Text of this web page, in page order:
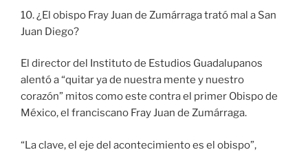
10. ¿El obispo Fray Juan de Zumárraga trató mal a San
Juan Diego?
El director del Instituto de Estudios Guadalupanos
alentó a “quitar ya de nuestra mente y nuestro
corazón” mitos como este contra el primer Obispo de
México, el franciscano Fray Juan de Zumárraga.
“La clave, el eje del acontecimiento es el obispo”,